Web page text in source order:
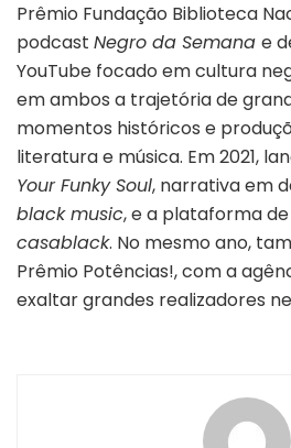
Prêmio Fundação Biblioteca
podcast Negro da Semana e
YouTube focado em cultura
em ambos a trajetória de
momentos históricos e
literatura e música. Em 2021,
Your Funky Soul, narrativa em
black music, e a plataforma
casablack. No mesmo ano,
Prêmio Potências!, com a
exaltar grandes realizadores